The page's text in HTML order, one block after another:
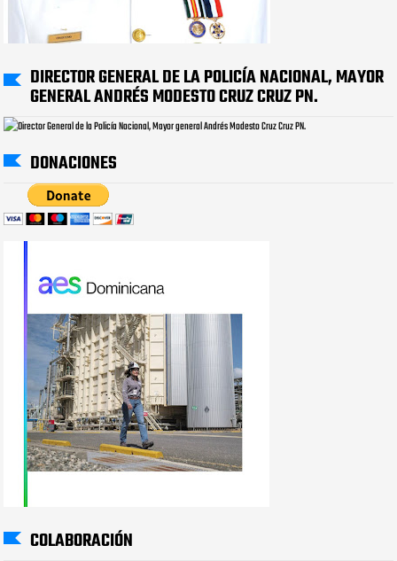
DIRECTOR GENERAL DE LA POLICÍA NACIONAL, MAYOR
GENERAL ANDRÉS MODESTO CRUZ CRUZ PN.
DONACIONES
COLABORACIÓN